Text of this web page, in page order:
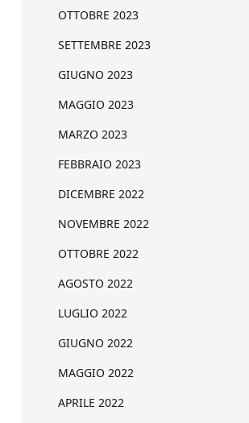
OTTOBRE 2023
SETTEMBRE 2023
GIUGNO 2023
MAGGIO 2023
MARZO 2023
FEBBRAIO 2023
DICEMBRE 2022
NOVEMBRE 2022
OTTOBRE 2022
AGOSTO 2022
LUGLIO 2022
GIUGNO 2022
MAGGIO 2022
APRILE 2022